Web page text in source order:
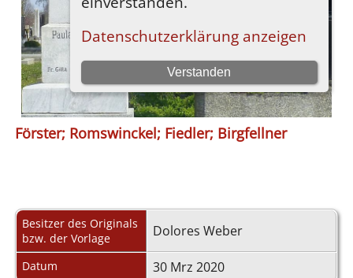
Förster; Romswinckel; Fiedler; Birgfellner
Besitzer des Originals
bzw. der Vorlage
Dolores Weber
Datum 30 Mrz 2020